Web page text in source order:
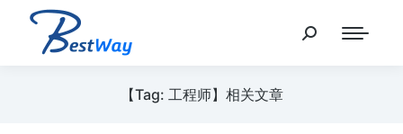
【Tag: 工程师】相关文章